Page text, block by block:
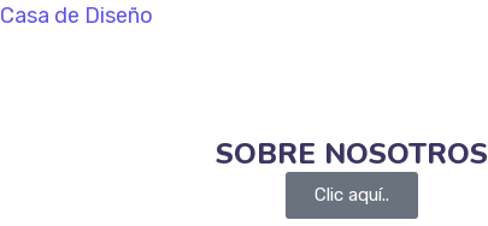
Casa de Diseño
SOBRE NOSOTROS
Clic aquí..